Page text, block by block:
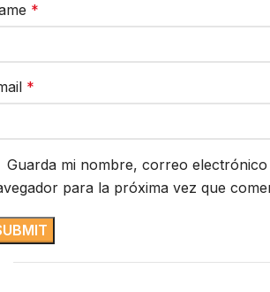
*
*
Guarda mi nombre, correo
para la próxima vez que